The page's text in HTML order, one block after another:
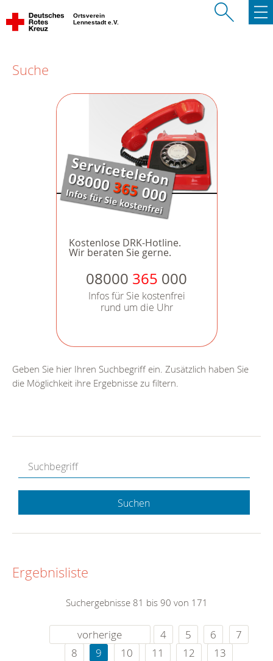
Ortsverein
Lennestadt e.V.
Suche
Kostenlose DRK-Hotline.
Wir beraten Sie gerne.
08000 365 000
Infos für Sie kostenfrei
rund um die Uhr
Geben Sie hier Ihren Suchbegriff ein. Zusätzlich haben Sie
die Möglichkeit ihre Ergebnisse zu filtern.
Suchen
Ergebnisliste
Suchergebnisse 81 bis 90 von 171
vorherige 4 5 6
7
8
9 10 11 12
13